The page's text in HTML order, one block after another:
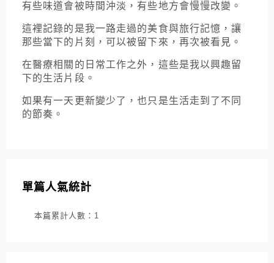
有些味道會被時間沖淡，有些地方會慢慢改變。
這裡記錄的是我一路走過的美食與旅行記憶，讓
那些當下的片刻，可以被留下來，再次被看見。
在醫療相關的日常工作之外，這些是我以興趣留
下的生活片段。
如果有一天更新變少了，也只是生活走到了不同
的節奏。
單篇人氣統計
本篇累計人數： 1